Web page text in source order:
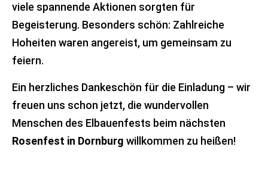
viele spannende Aktionen sorgten für
Begeisterung. Besonders schön: Zahlreiche
Hoheiten waren angereist, um gemeinsam zu
feiern.
Ein herzliches Dankeschön für die Einladung – wir
freuen uns schon jetzt, die wundervollen
Menschen des Elbauenfests beim nächsten
Rosenfest in Dornburg willkommen zu heißen!